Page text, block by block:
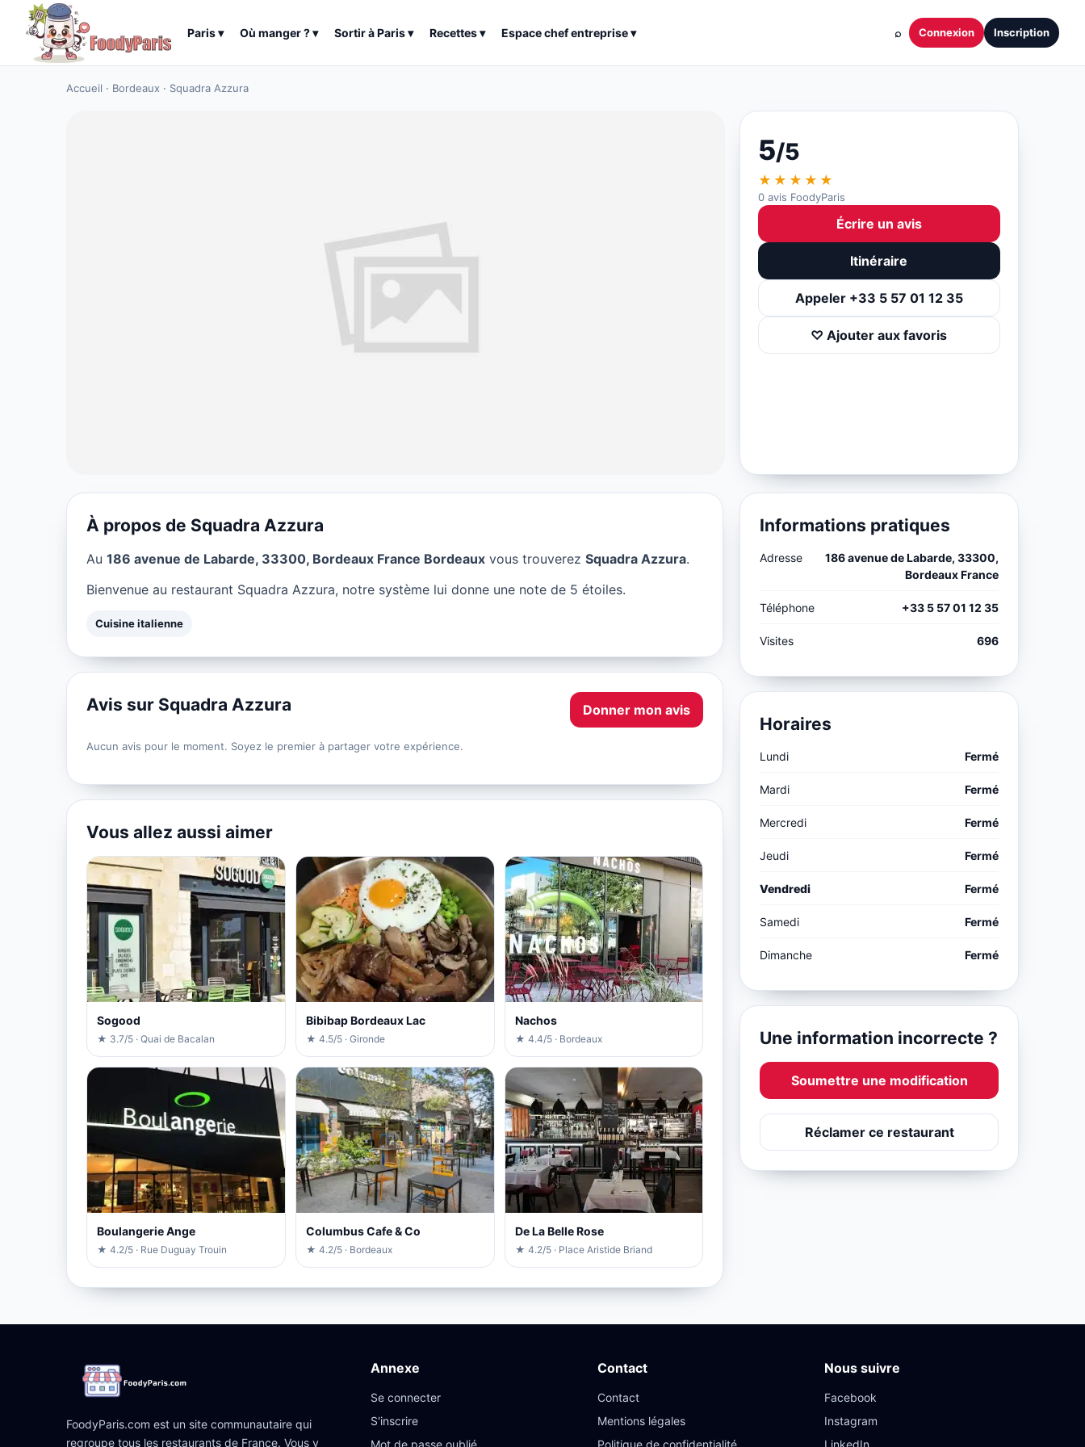
Paris▾ Où manger ?▾ Sortir àParis▾ Recettes▾ Espace chef entreprise▾ ⌕ Connexion Inscription
Accueil · Bordeaux · Squadra Azzura
Squadra Azzura à Bordeaux
5/5
★★★★★
0 avis FoodyParis
Écrire un avis
Itinéraire
Appeler +33 5 57 01 12 35
♡ Ajouter aux favoris
À propos de Squadra Azzura
Au 186 avenue de Labarde, 33300, Bordeaux France Bordeaux vous trouverez Squadra Azzura.
Bienvenue au restaurant Squadra Azzura, notre système lui donne une note de 5 étoiles.
Cuisine italienne
Avis sur Squadra Azzura Donner mon avis
Aucun avis pour le moment. Soyez le premier à partager votre expérience.
Vous allez aussi aimer
Sogood
★ 3.7/5 · Quai de Bacalan
Bibibap Bordeaux Lac
★ 4.5/5 · Gironde
Nachos
★ 4.4/5 · Bordeaux
Boulangerie Ange
★ 4.2/5 · Rue Duguay Trouin
Columbus Cafe & Co
★ 4.2/5 · Bordeaux
De La Belle Rose
★ 4.2/5 · Place Aristide Briand
Informations pratiques
Adresse
186 avenue de Labarde, 33300,
Bordeaux France
Téléphone +33 5 57 01 12 35
Visites 696
Horaires
Lundi Fermé
Mardi Fermé
Mercredi Fermé
Jeudi Fermé
Vendredi Fermé
Samedi Fermé
Dimanche Fermé
Une information incorrecte ?
Soumettre une modification
Réclamer ce restaurant
FoodyParis.com est un site communautaire qui
regroupe tous les restaurants de France. Vous y
Annexe
Se connecter
S'inscrire
Mot de passe oublié
Contact
Contact
Mentions légales
Politique de confidentialité
Nous suivre
Facebook
Instagram
LinkedIn